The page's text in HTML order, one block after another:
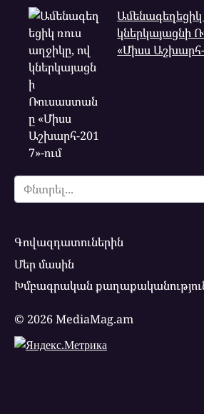
Ամենագեղեցիկ
կներկայացնի
«Միսս Աշխարհ-
Search
for:
Գովազդատուներին
Մեր մասին
Խմբագրական
© 2026 MediaMag.am